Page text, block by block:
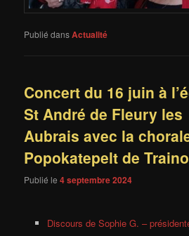
Publié dansActualité
Concert du 16 juin à
St André de Fleury les
Aubrais avec la
Popokatepelt de
Publié le4 septembre 2024
Discours de Sophie G. –